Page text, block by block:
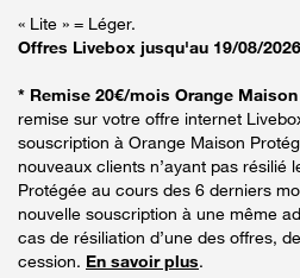
« Lite » = Léger.
Offres Livebox jusqu'au 19/08/
* Remise 20€/mois Orange
remise sur votre offre internet
souscription à Orange Maison
nouveaux clients n’ayant pas résilié
Protégée au cours des 6 derniers
nouvelle souscription à une même
cas de résiliation d’une des offres,
cession. En savoir plus.